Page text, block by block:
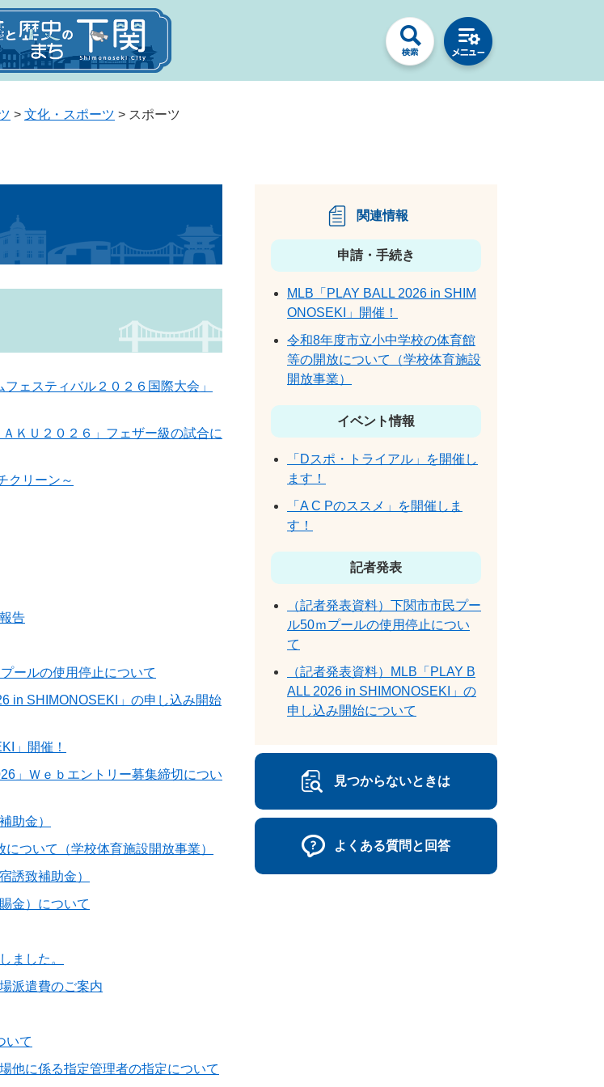
> 文化・スポーツ > スポーツ
ェスティバル２０２６国際大会」
ＫＵ２０２６」フェザー級の試合に
クリーン～
告
ールの使用停止について
in SHIMONOSEKI」の申し込み開始
」開催！
」Ｗｅｂエントリー募集締切につい
助金）
ついて（学校体育施設開放事業）
誘致補助金）
金）について
ました。
派遣費のご案内
いて
他に係る指定管理者の指定について
関連情報
申請・手続き
MLB「PLAY BALL 2026 in SHIM
ONOSEKI」開催！
令和8年度市立小中学校の体育館
等の開放について（学校体育施設
開放事業）
イベント情報
「Dスポ・トライアル」を開催し
ます！
「A C Pのススメ」を開催しま
す！
記者発表
（記者発表資料）下関市市民プー
ル50ｍプールの使用停止につい
て
（記者発表資料）MLB「PLAY B
ALL 2026 in SHIMONOSEKI」の
申し込み開始について
見つからないときは
よくある質問と回答